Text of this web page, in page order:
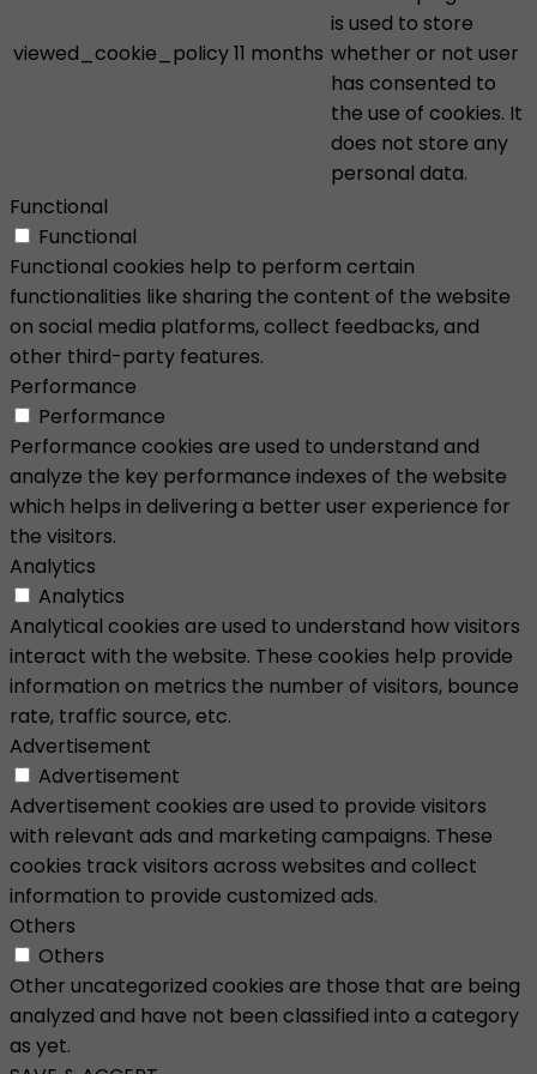
viewed_cookie_policy11 months
is used to store
whether or not user
has consented to
the use of cookies. It
does not store any
personal data.
Functional
Functional
Functional cookies help to perform certain
functionalities like sharing the content of the website
on social media platforms, collect feedbacks, and
other third-party features.
Performance
Performance
Performance cookies are used to understand and
analyze the key performance indexes of the website
which helps in delivering a better user experience for
the visitors.
Analytics
Analytics
Analytical cookies are used to understand how visitors
interact with the website. These cookies help provide
information on metrics the number of visitors, bounce
rate, traffic source, etc.
Advertisement
Advertisement
Advertisement cookies are used to provide visitors
with relevant ads and marketing campaigns. These
cookies track visitors across websites and collect
information to provide customized ads.
Others
Others
Other uncategorized cookies are those that are being
analyzed and have not been classified into a category
as yet.